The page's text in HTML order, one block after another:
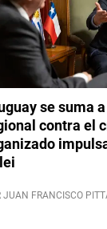
se suma
contra el
JUAN FRANCISCO